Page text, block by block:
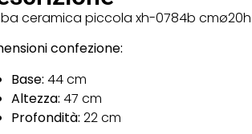
ceramica piccola xh-0784b
confezione:
Base: 44 cm
Altezza: 47 cm
Profondità: 22 cm